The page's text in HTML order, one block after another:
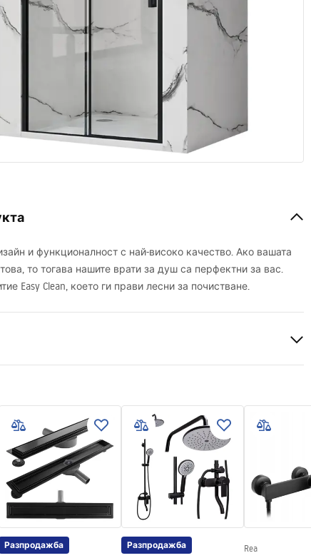
и функционалност с най-високо качество. Ако вашата
то тогава нашите врати за душ са перфектни за вас.
Easy Clean, което ги прави лесни за почистване.
универсално
6 мм
Алуминий
Месинг
Разпродажба Разпродажба Rea